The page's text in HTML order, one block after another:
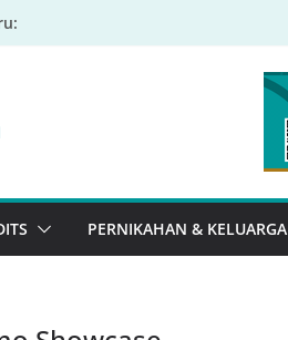
PERNIKAHAN & KELUARGA